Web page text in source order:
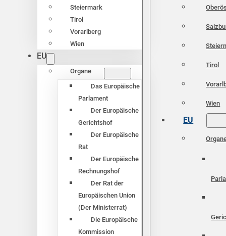
Steiermark
Tirol
Vorarlberg
Wien
EU
Organe
Das Europäische
Parlament
Der Europäische
Gerichtshof
Der Europäische
Rat
Der Europäische
Rechnungshof
Der Rat der
Europäischen Union
(Der Ministerrat)
Die Europäische
Kommission
Tirol
Wien
EU